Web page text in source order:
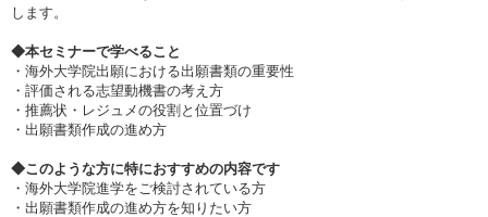
します。
◆本セミナーで学べること
・海外大学院出願における出願書類の重要性
・評価される志望動機書の考え方
・推薦状・レジュメの役割と位置づけ
・出願書類作成の進め方
◆このような方に特におすすめの内容です
・海外大学院進学をご検討されている方
・出願書類作成の進め方を知りたい方